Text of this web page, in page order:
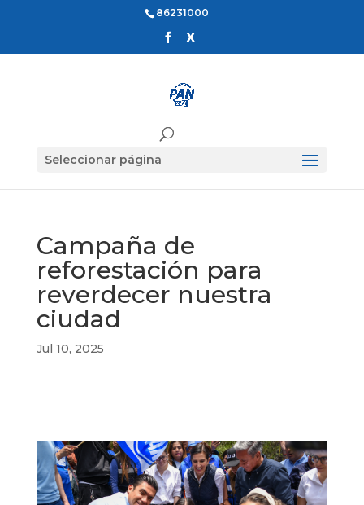
86231000
Seleccionar página
Campaña de
reforestación para
reverdecer nuestra
ciudad
Jul 10, 2025